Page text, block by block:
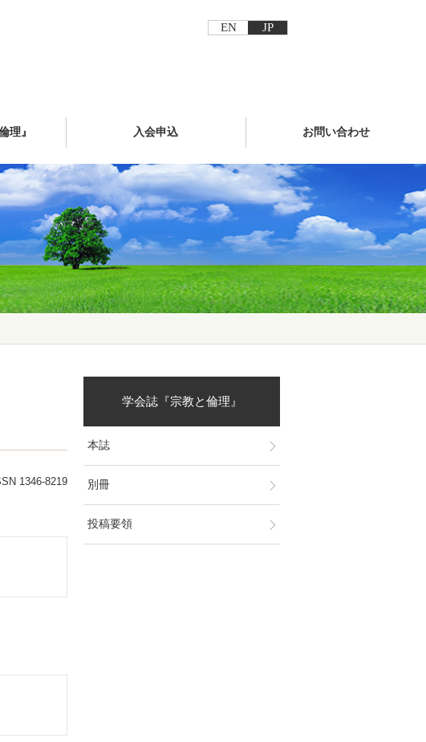
EN JP
理』 入会申込 お問い合わせ
1346-8219
学会誌『宗教と倫理』
本誌
別冊
投稿要領